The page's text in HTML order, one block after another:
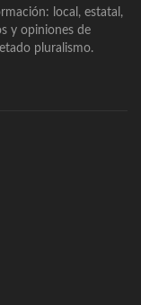
local, estatal,
y opiniones de
pluralismo.